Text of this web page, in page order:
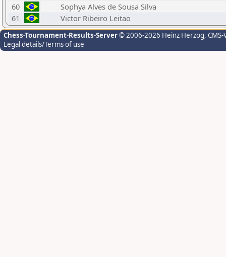
60
Sophya Alves de Sousa Silva
61
Victor Ribeiro Leitao
Chess-Tournament-Results-Server© 2006-2026 Heinz Herzog,
Legal details/Terms of use